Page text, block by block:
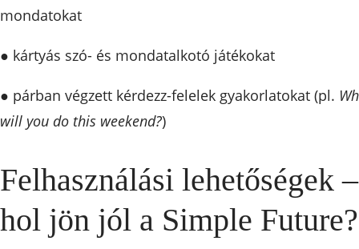
mondatokat
● kártyás szó- és mondatalkotó játékokat
● párban végzett kérdezz-felelek gyakorlatokat (pl.
will you do this weekend?)
Felhasználási lehetőségek –
hol jön jól a Simple Future?